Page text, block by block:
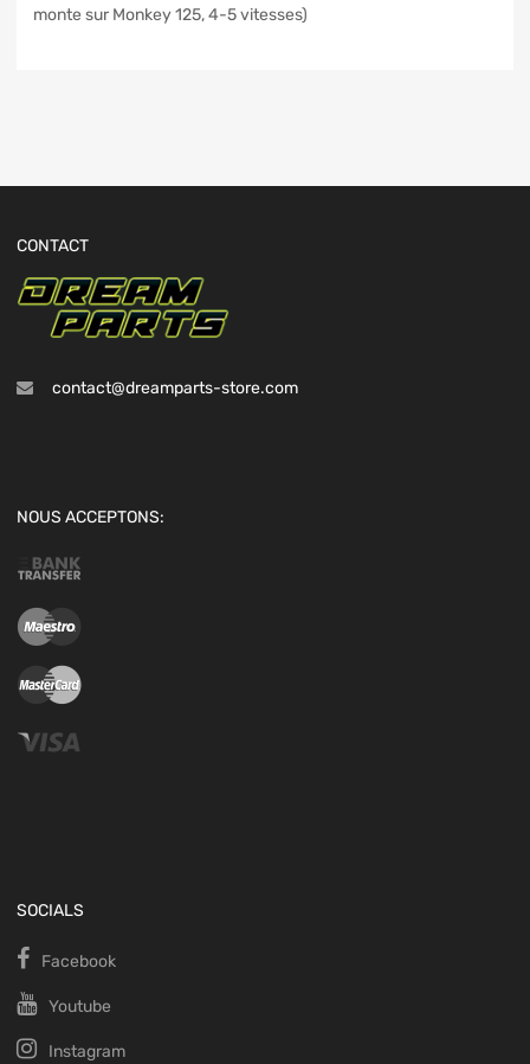
monte sur Monkey 125, 4-5 vitesses)
CONTACT
contact@dreamparts-store.com
NOUS ACCEPTONS:
SOCIALS
Facebook
Youtube
Instagram